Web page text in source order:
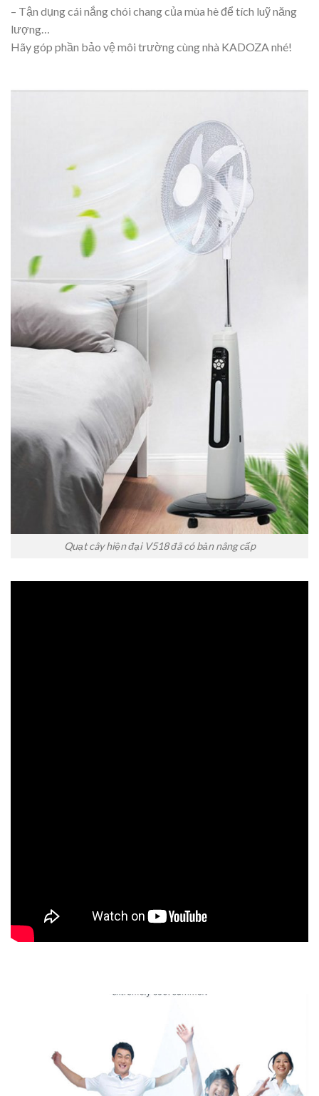
– Tận dụng cái nắng chói chang của mùa hè để tích luỹ năng
lượng…
Hãy góp phần bảo vệ môi trường cùng nhà KADOZA nhé!
Quạt cây hiện đại V518 đã có bản nâng cấp